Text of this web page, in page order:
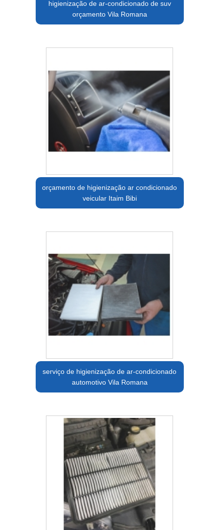
higienização de ar-condicionado de suv
orçamento Vila Romana
orçamento de higienização ar condicionado
veicular Itaim Bibi
serviço de higienização de ar-condicionado
automotivo Vila Romana